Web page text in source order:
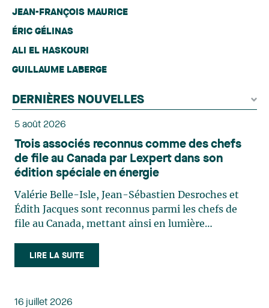
JEAN-FRANÇOIS MAURICE
ÉRIC GÉLINAS
ALI EL HASKOURI
GUILLAUME LABERGE
DERNIÈRES NOUVELLES
5 août 2026
Trois associés reconnus comme des chefs
de file au Canada par Lexpert dans son
édition spéciale en énergie
Valérie Belle-Isle, Jean-Sébastien Desroches et
Édith Jacques sont reconnus parmi les chefs de
file au Canada, mettant ainsi en lumière
le domaine du droit des technologies. Valérie
Belle-Isle est associée au sein du groupe de droit
principalement sur le droit de l’environnement,
LIRE LA SUITE
16 juillet 2026